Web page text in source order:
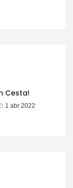
Cesta!
1 abr 2022